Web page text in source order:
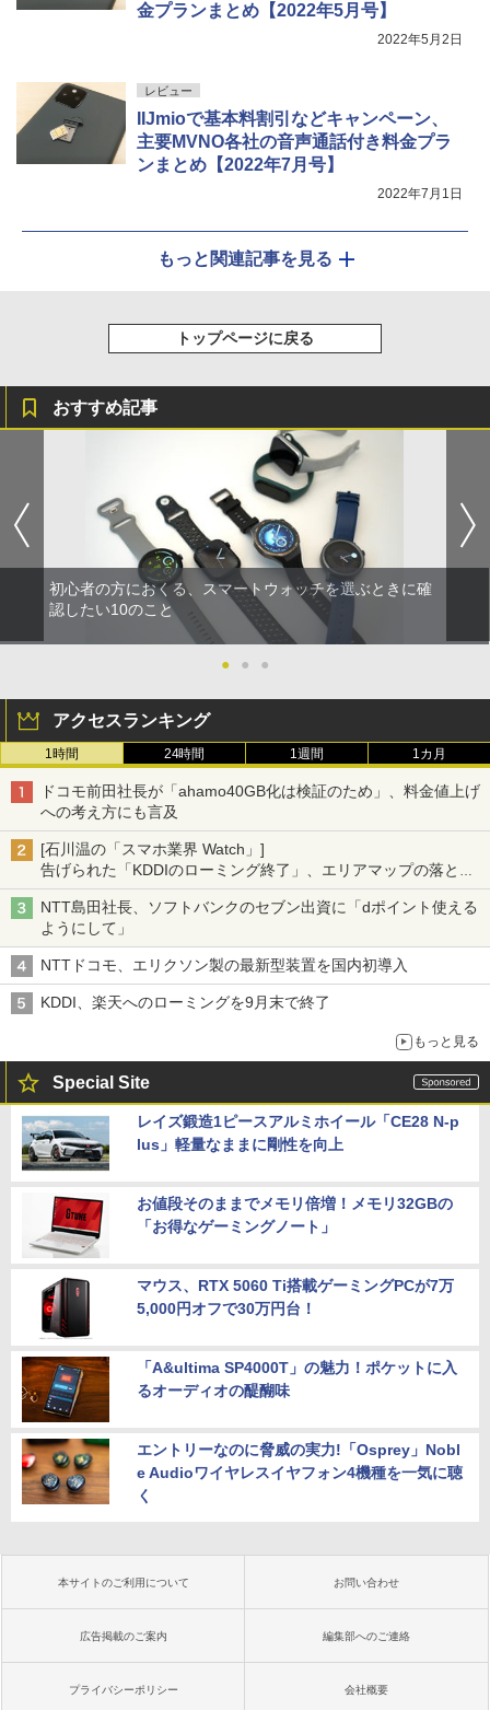
金プランまとめ【2022年5月号】
2022年5月2日
レビュー
IIJmioで基本料割引などキャンペーン、
主要MVNO各社の音声通話付き料金プラ
ンまとめ【2022年7月号】
2022年7月1日
もっと関連記事を見る
トップページに戻る
おすすめ記事
初心者の方におくる、スマートウォッチを選ぶときに確
認したい10のこと
● ● ●
アクセスランキング
1時間 24時間 1週間 1カ月
ドコモ前田社長が「ahamo40GB化は検証のため」、料金値上げ
への考え方にも言及
[石川温の「スマホ業界 Watch」]
告げられた「KDDIのローミング終了」、エリアマップの落とし
穴と楽天モバイルの課題
NTT島田社長、ソフトバンクのセブン出資に「dポイント使える
ようにして」
NTTドコモ、エリクソン製の最新型装置を国内初導入
KDDI、楽天へのローミングを9月末で終了
もっと見る
Special Site
レイズ鍛造1ピースアルミホイール「CE28 N-p
lus」軽量なままに剛性を向上
お値段そのままでメモリ倍増！メモリ32GBの
「お得なゲーミングノート」
マウス、RTX 5060 Ti搭載ゲーミングPCが7万
5,000円オフで30万円台！
「A&ultima SP4000T」の魅力！ポケットに入
るオーディオの醍醐味
エントリーなのに脅威の実力!「Osprey」Nobl
e Audioワイヤレスイヤフォン4機種を一気に聴
く
本サイトのご利用について お問い合わせ
広告掲載のご案内 編集部へのご連絡
プライバシーポリシー 会社概要